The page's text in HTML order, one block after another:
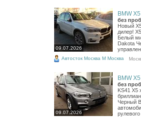
09.07.2026
BMW
без
Новый
дилер!
Белый
Dakota
Автосток Москва М Москва
09.07.2026
BMW
без
KS41 X5
Черный